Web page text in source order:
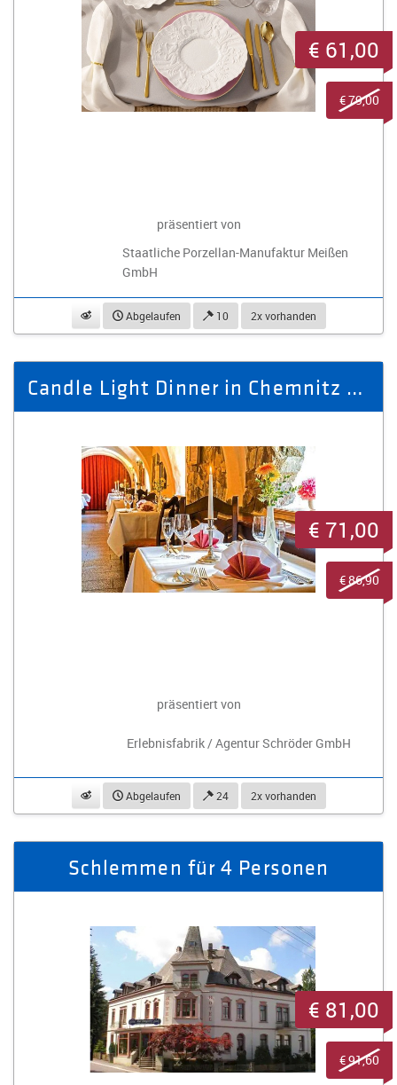
präsentiert von
Staatliche Porzellan-Manufaktur Meißen
GmbH
beobachtenAbgelaufen 10 2x vorhanden
€ 61,00
€ 79,00
Candle Light Dinner in Chemnitz - 3 Gänge Menü
präsentiert von
Erlebnisfabrik / Agentur Schröder GmbH
beobachtenAbgelaufen 24 2x vorhanden
€ 71,00
€ 86,90
Schlemmen für 4 Personen
€ 81,00
€ 91,60